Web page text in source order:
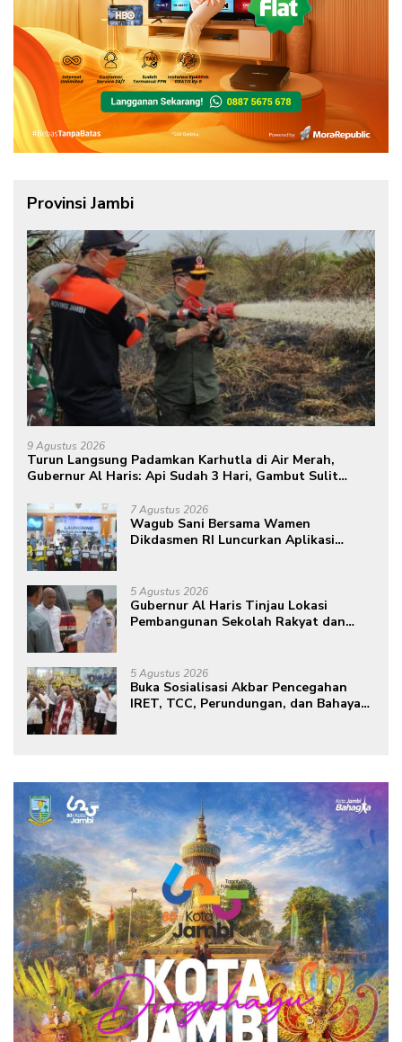
Provinsi Jambi
9 Agustus 2026
Turun Langsung Padamkan Karhutla di Air Merah,
Gubernur Al Haris: Api Sudah 3 Hari, Gambut Sulit
7 Agustus 2026
Wagub Sani Bersama Wamen
Dikdasmen RI Luncurkan Aplikasi
5 Agustus 2026
Gubernur Al Haris Tinjau Lokasi
Pembangunan Sekolah Rakyat dan
5 Agustus 2026
Buka Sosialisasi Akbar Pencegahan
IRET, TCC, Perundungan, dan Bahaya